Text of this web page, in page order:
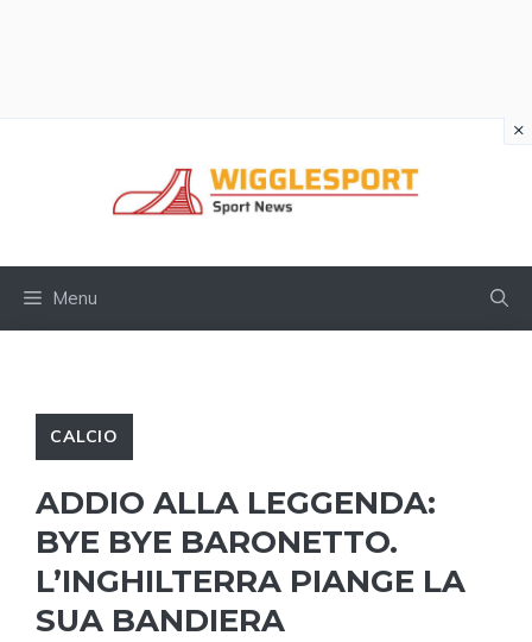
Menu
CALCIO
ADDIO ALLA LEGGENDA:
BYE BYE BARONETTO.
L’INGHILTERRA PIANGE LA
SUA BANDIERA
×